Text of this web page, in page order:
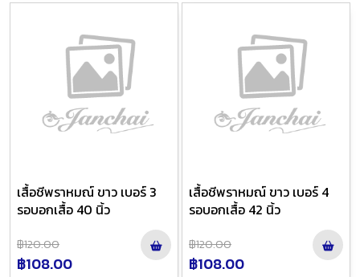
เสื้อชีพราหมณ์ ขาว เบอร์ 3
รอบอกเสื้อ 40 นิ้ว
฿120.00
฿108.00
เสื้อชีพราหมณ์ ขาว เบอร์ 4
รอบอกเสื้อ 42 นิ้ว
฿120.00
฿108.00